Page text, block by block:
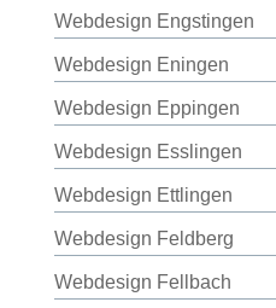
Webdesign Engstingen
Webdesign Eningen
Webdesign Eppingen
Webdesign Esslingen
Webdesign Ettlingen
Webdesign Feldberg
Webdesign Fellbach